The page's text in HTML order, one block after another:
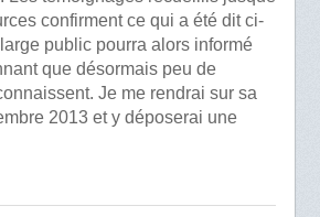
confirment ce qui a été dit ci-
public pourra alors informé
que désormais peu de
Je me rendrai sur sa
2013 et y déposerai une